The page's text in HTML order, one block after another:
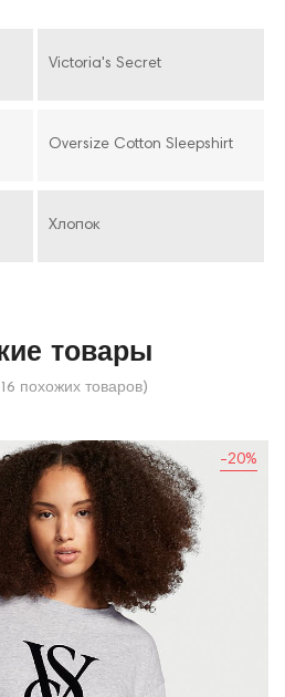
Victoria's Secret
Oversize Cotton Sleepshirt
Хлопок
товары
похожих товаров)
-20%